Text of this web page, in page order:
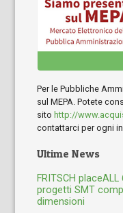
Per le Pubbliche
sul MEPA. Potete
sito http://
contattarci per ogni
Ultime News
FRITSCH
progetti SMT
dimensioni